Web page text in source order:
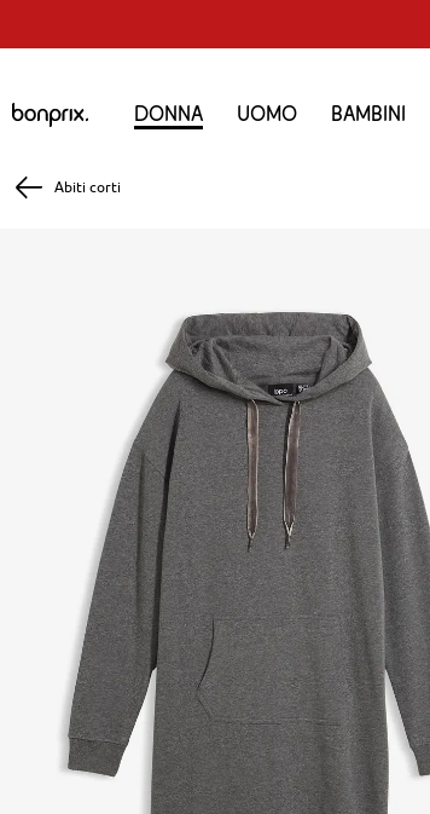
Donna Uomo Bambini
Abiti corti